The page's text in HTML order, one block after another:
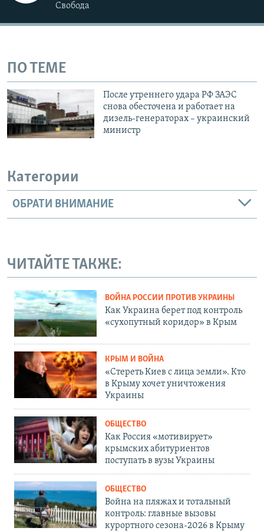
Свобода
ПО ТЕМЕ
После утреннего удара РФ ЗАЭС
снова обесточена и работает на
дизель-генераторах – украинский
министр
Категории
ОБРАТИ ВНИМАНИЕ
ЧИТАЙТЕ ТАКЖЕ:
ВОЙНА РОССИИ ПРОТИВ УКРАИНЫ
Как Украина берет под контроль
«сухопутный коридор» в Крым
КРЫМ И ВОЙНА
«Стереть Киев с лица земли». Кто
в Крыму хочет уничтожения
Украины
ОБЩЕСТВО
Как Россия «мотивирует»
крымских абитуриентов
поступать в вузы Украины
ОБЩЕСТВО
Война на пляжах и тотальный
контроль: главные вызовы
курортного сезона-2026 в Крыму